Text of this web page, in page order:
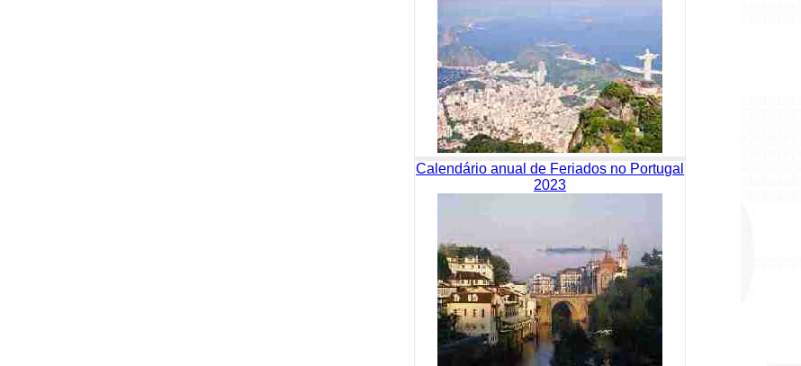
Calendário anual de Feriados no Portugal
2023